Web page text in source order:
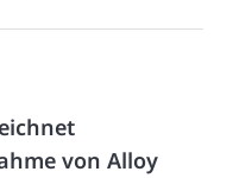
von Alloy